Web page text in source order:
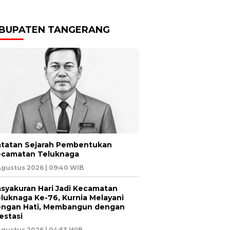
TANGERANG
Sejarah Pembentukan
Teluknaga
2026 | 09:40 WIB
Hari Jadi Kecamatan
Ke-76, Kurnia Melayani
Hati, Membangun dengan